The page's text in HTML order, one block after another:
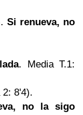
Si renueva, no
. Media T.1:
8'4).
no la sigo